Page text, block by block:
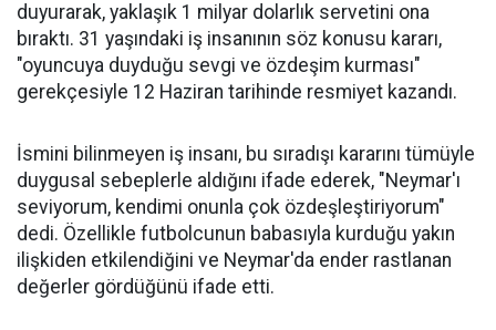
duyurarak, yaklaşık 1 milyar dolarlık servetini ona
bıraktı. 31 yaşındaki iş insanının söz konusu kararı,
"oyuncuya duyduğu sevgi ve özdeşim kurması"
gerekçesiyle 12 Haziran tarihinde resmiyet kazandı.
İsmini bilinmeyen iş insanı, bu sıradışı kararını tümüyle
duygusal sebeplerle aldığını ifade ederek, "Neymar'ı
seviyorum, kendimi onunla çok özdeşleştiriyorum"
dedi. Özellikle futbolcunun babasıyla kurduğu yakın
ilişkiden etkilendiğini ve Neymar'da ender rastlanan
değerler gördüğünü ifade etti.